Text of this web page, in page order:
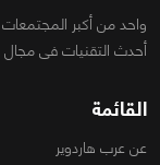
واحد من أكبر
أحدث التقنيات فى مجال
القائمة
عن عرب هاردوير